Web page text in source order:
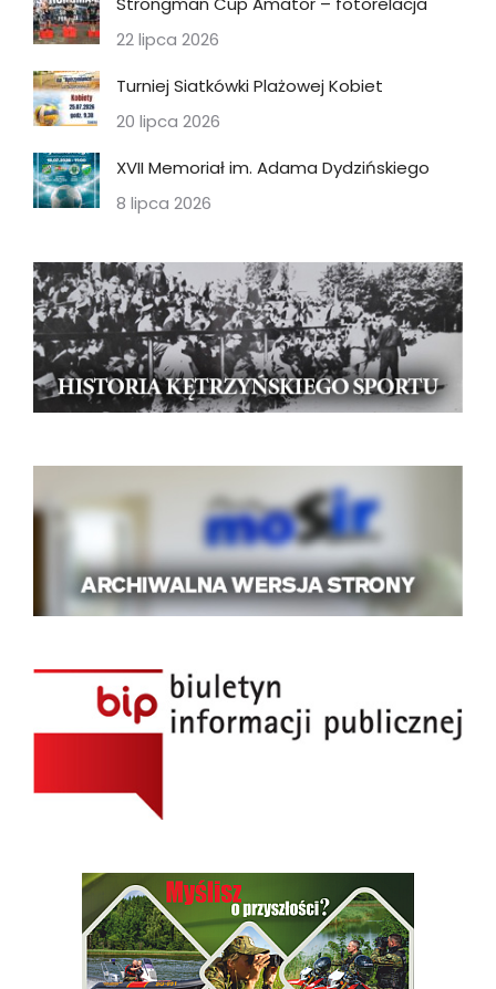
22 lipca 2026
Turniej Siatkówki Plażowej Kobiet
20 lipca 2026
XVII Memoriał im. Adama Dydzińskiego
8 lipca 2026